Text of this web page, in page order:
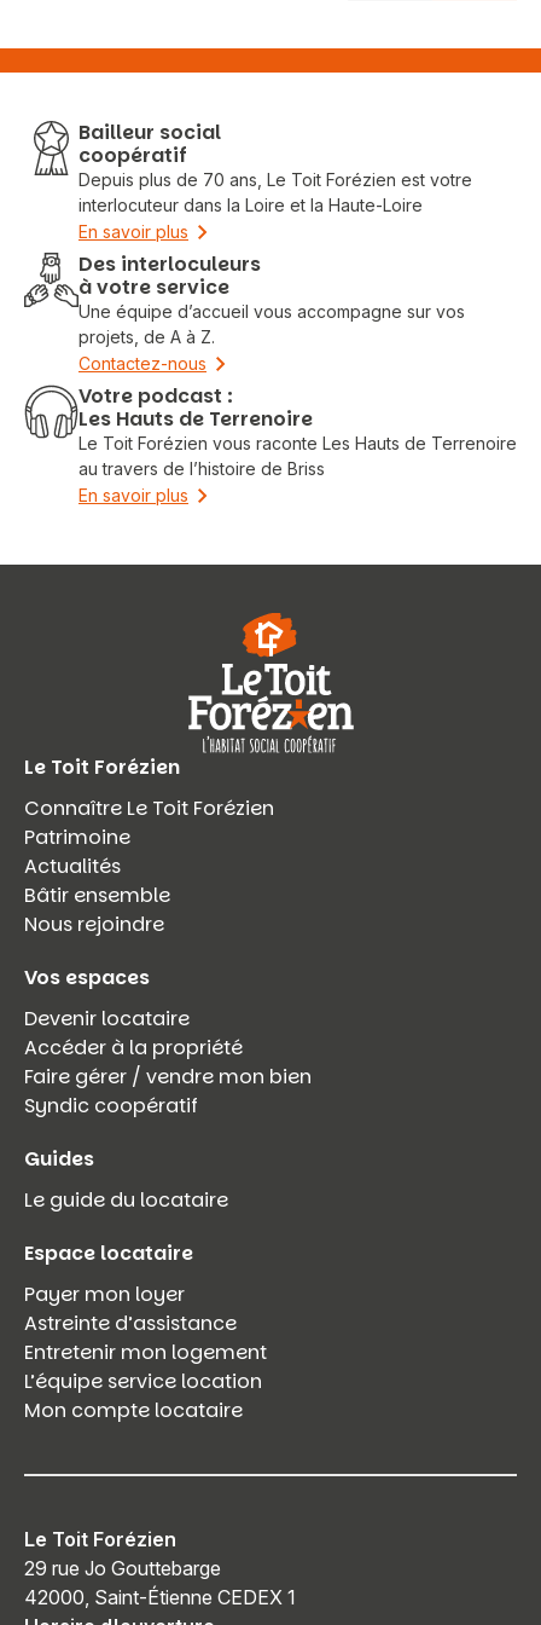
Bailleur social
coopératif
Depuis plus de 70 ans, Le Toit Forézien est votre
interlocuteur dans la Loire et la Haute-Loire
En savoir plus
Des interloculeurs
à votre service
Une équipe d’accueil vous accompagne sur vos
projets, de A à Z.
Contactez-nous
Votre podcast :
Les Hauts de Terrenoire
Le Toit Forézien vous raconte Les Hauts de Terrenoire
au travers de l’histoire de Briss
En savoir plus
Le Toit Forézien
Connaître Le Toit Forézien
Patrimoine
Actualités
Bâtir ensemble
Nous rejoindre
Vos espaces
Devenir locataire
Accéder à la propriété
Faire gérer / vendre mon bien
Syndic coopératif
Guides
Le guide du locataire
Espace locataire
Payer mon loyer
Astreinte d’assistance
Entretenir mon logement
L’équipe service location
Mon compte locataire
Le Toit Forézien
29 rue Jo Gouttebarge
42000, Saint-Étienne CEDEX 1